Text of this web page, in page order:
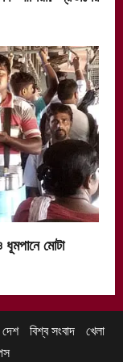
মোটা
দেশ বিশ্ব সংবাদ খেলা